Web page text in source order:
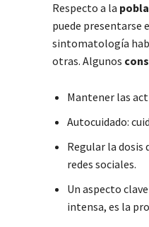
Respecto a la
puede presentarse
sintomatología
otras. Algunos
Mantener las
Autocuidado:
Regular la dosis
redes sociales.
Un aspecto
intensa, es la